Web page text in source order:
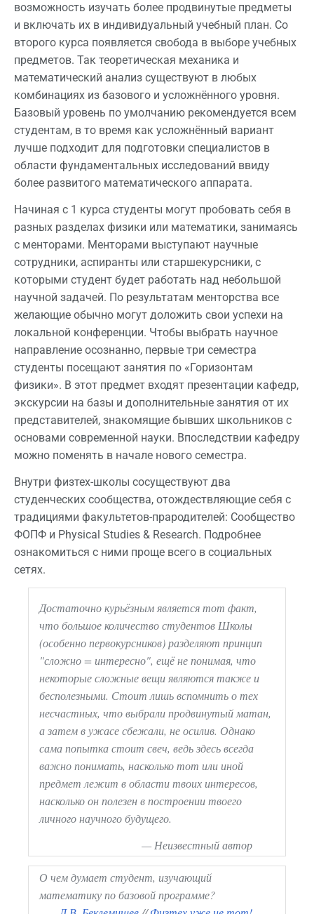
возможность изучать более продвинутые предметы
и включать их в индивидуальный учебный план. Со
второго курса появляется свобода в выборе учебных
предметов. Так теоретическая механика и
математический анализ существуют в любых
комбинациях из базового и усложнённого уровня.
Базовый уровень по умолчанию рекомендуется всем
студентам, в то время как усложнённый вариант
лучше подходит для подготовки специалистов в
области фундаментальных исследований ввиду
более развитого математического аппарата.
Начиная с 1 курса студенты могут пробовать себя в
разных разделах физики или математики, занимаясь
с менторами. Менторами выступают научные
сотрудники, аспиранты или старшекурсники, с
которыми студент будет работать над небольшой
научной задачей. По результатам менторства все
желающие обычно могут доложить свои успехи на
локальной конференции. Чтобы выбрать научное
направление осознанно, первые три семестра
студенты посещают занятия по «Горизонтам
физики». В этот предмет входят презентации кафедр,
экскурсии на базы и дополнительные занятия от их
представителей, знакомящие бывших школьников с
основами современной науки. Впоследствии кафедру
можно поменять в начале нового семестра.
Внутри физтех-школы сосуществуют два
студенческих сообщества, отождествляющие себя с
традициями факультетов-прародителей: Сообщество
ФОПФ и Physical Studies & Research. Подробнее
ознакомиться с ними проще всего в социальных
сетях.
Достаточно курьёзным является тот факт,
что большое количество студентов Школы
(особенно первокурсников) разделяют принцип
"сложно = интересно", ещё не понимая, что
некоторые сложные вещи являются также и
бесполезными. Стоит лишь вспомнить о тех
несчастных, что выбрали продвинутый матан,
а затем в ужасе сбежали, не осилив. Однако
сама попытка стоит свеч, ведь здесь всегда
важно понимать, насколько тот или иной
предмет лежит в области твоих интересов,
насколько он полезен в построении твоего
личного научного будущего.
—Неизвестный автор
О чем думает студент, изучающий
математику по базовой программе?